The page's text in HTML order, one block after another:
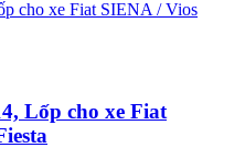
Lốp cho xe Fiat